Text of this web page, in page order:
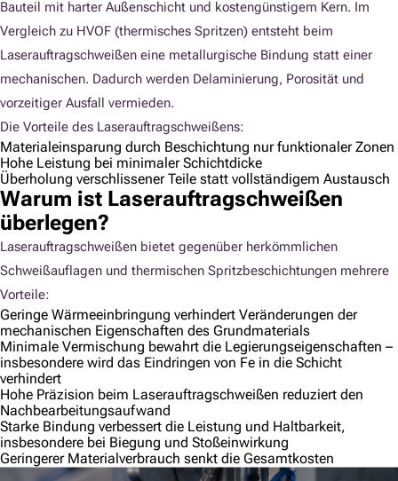
Bauteil mit harter Außenschicht und kostengünstigem Kern. Im
Vergleich zu HVOF (thermisches Spritzen) entsteht beim
Laserauftragschweißen eine metallurgische Bindung statt einer
mechanischen. Dadurch werden Delaminierung, Porosität und
vorzeitiger Ausfall vermieden.
Die Vorteile des Laserauftragschweißens:
Materialeinsparung durch Beschichtung nur funktionaler Zonen
Hohe Leistung bei minimaler Schichtdicke
Überholung verschlissener Teile statt vollständigem Austausch
Warum ist Laserauftragschweißen
überlegen?
Laserauftragschweißen bietet gegenüber herkömmlichen
Schweißauflagen und thermischen Spritzbeschichtungen mehrere
Vorteile:
Geringe Wärmeeinbringung verhindert Veränderungen der
mechanischen Eigenschaften des Grundmaterials
Minimale Vermischung bewahrt die Legierungseigenschaften –
insbesondere wird das Eindringen von Fe in die Schicht
verhindert
Hohe Präzision beim Laserauftragschweißen reduziert den
Nachbearbeitungsaufwand
Starke Bindung verbessert die Leistung und Haltbarkeit,
insbesondere bei Biegung und Stoßeinwirkung
Geringerer Materialverbrauch senkt die Gesamtkosten